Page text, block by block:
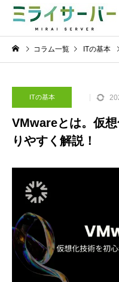
コラム一覧 ITの基本
ITの基本
VMwareとは。仮
りやすく解説！